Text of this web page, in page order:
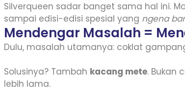
Silverqueen sadar banget sama hal ini.
sampai edisi-edisi spesial yang ngena
Mendengar Masalah =
Dulu, masalah utamanya: coklat
Solusinya? Tambah kacang mete. Bukan
lebih lama.